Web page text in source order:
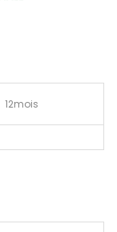
12mois